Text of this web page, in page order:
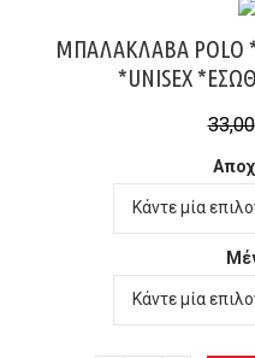
ΜΠΑΛΑΚΛΑΒΑ POLO
*UNISEX
33,00